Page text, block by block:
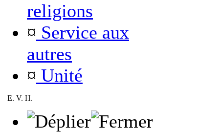
religions
¤ Service aux
autres
¤ Unité
E. V. H.